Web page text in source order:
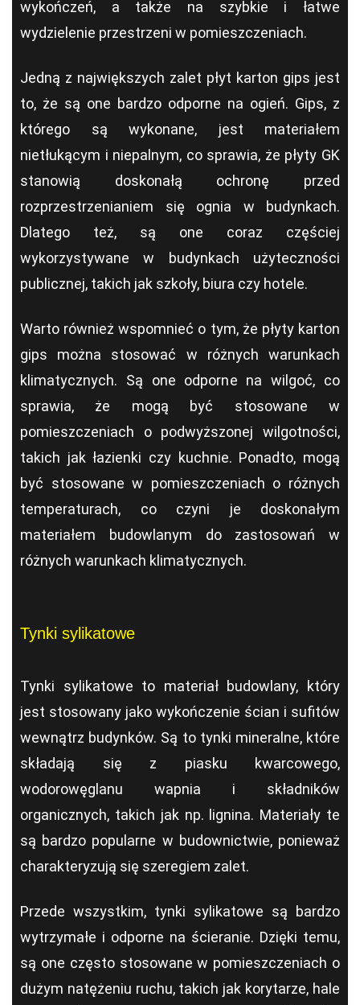
wykończeń, a także na szybkie i łatwe
wydzielenie przestrzeni w pomieszczeniach.
Jedną z największych zalet płyt karton gips jest
to, że są one bardzo odporne na ogień. Gips, z
którego są wykonane, jest materiałem
nietłukącym i niepalnym, co sprawia, że płyty GK
stanowią doskonałą ochronę przed
rozprzestrzenianiem się ognia w budynkach.
Dlatego też, są one coraz częściej
wykorzystywane w budynkach użyteczności
publicznej, takich jak szkoły, biura czy hotele.
Warto również wspomnieć o tym, że płyty karton
gips można stosować w różnych warunkach
klimatycznych. Są one odporne na wilgoć, co
sprawia, że mogą być stosowane w
pomieszczeniach o podwyższonej wilgotności,
takich jak łazienki czy kuchnie. Ponadto, mogą
być stosowane w pomieszczeniach o różnych
temperaturach, co czyni je doskonałym
materiałem budowlanym do zastosowań w
różnych warunkach klimatycznych.
Tynki sylikatowe
Tynki sylikatowe to materiał budowlany, który
jest stosowany jako wykończenie ścian i sufitów
wewnątrz budynków. Są to tynki mineralne, które
składają się z piasku kwarcowego,
wodorowęglanu wapnia i składników
organicznych, takich jak np. lignina. Materiały te
są bardzo popularne w budownictwie, ponieważ
charakteryzują się szeregiem zalet.
Przede wszystkim, tynki sylikatowe są bardzo
wytrzymałe i odporne na ścieranie. Dzięki temu,
są one często stosowane w pomieszczeniach o
dużym natężeniu ruchu, takich jak korytarze, hale